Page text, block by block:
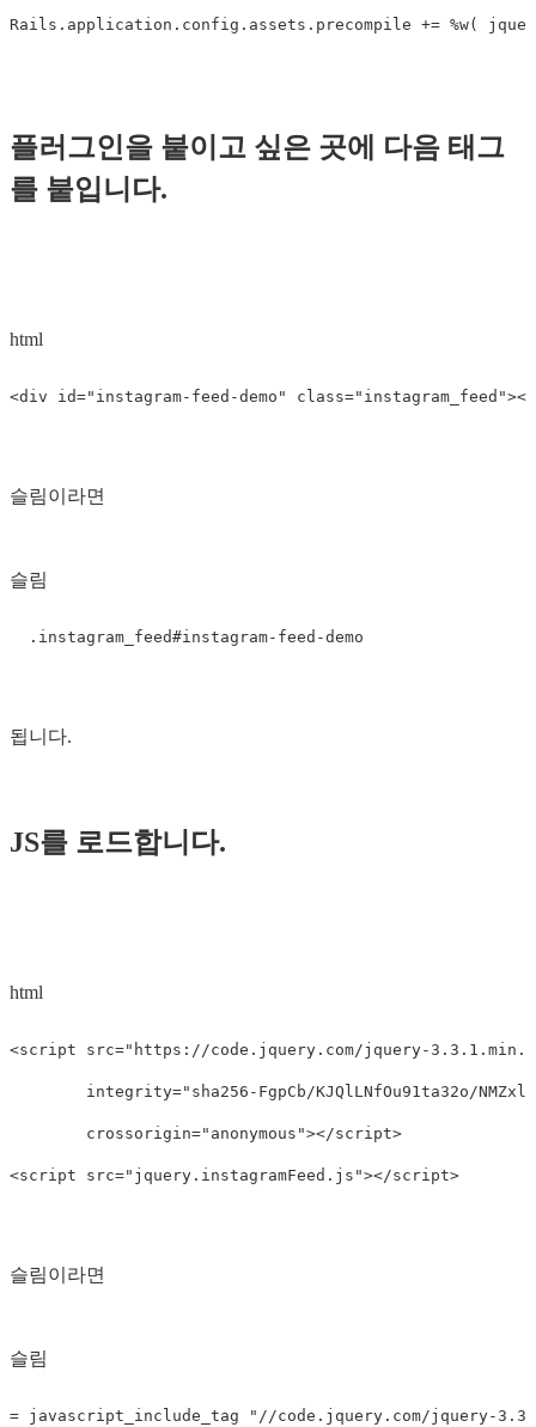
플러그인을 붙이고 싶은 곳에 다음 태그
를 붙입니다.
html
슬림이라면
슬림
됩니다.
JS를 로드합니다.
html
<script src="https://code.jquery.com/jquery-
integrity="sha256-FgpCb/KJQlLNfOu91ta32o/
        crossorigin="anonymous"></script>
슬림이라면
슬림
= javascript_include_tag "//code.jquery.com/jquery-